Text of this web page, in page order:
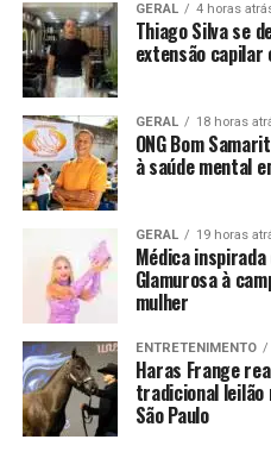
GERAL 4 horas
Thiago Silva se
extensão capilar
GERAL 18 horas
ONG Bom
à saúde mental
GERAL 19 horas
Médica
Glamurosa à
mulher
ENTRETENIMENTO
Haras Frange
tradicional leilão
São Paulo